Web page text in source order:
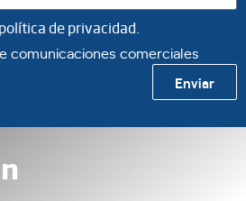
política de privacidad
comunicaciones comerciales
Enviar